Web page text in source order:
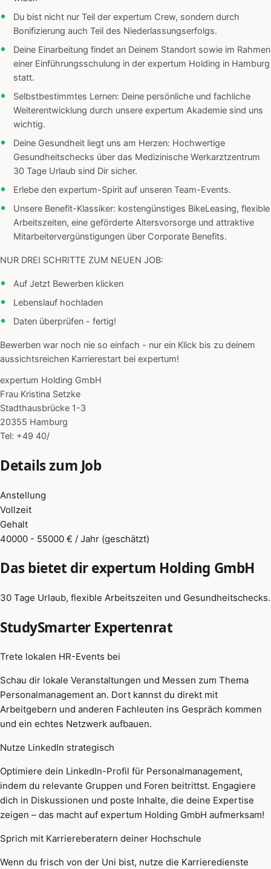
Du bist nicht nur Teil der expertum Crew, sondern durch
Bonifizierung auch Teil des Niederlassungserfolgs.
Deine Einarbeitung findet an Deinem Standort sowie im Rahmen
einer Einführungsschulung in der expertum Holding in Hamburg
statt.
Selbstbestimmtes Lernen: Deine persönliche und fachliche
Weiterentwicklung durch unsere expertum Akademie sind uns
wichtig.
Deine Gesundheit liegt uns am Herzen: Hochwertige
Gesundheitschecks über das Medizinische Werkarztzentrum
30 Tage Urlaub sind Dir sicher.
Erlebe den expertum-Spirit auf unseren Team-Events.
Unsere Benefit-Klassiker: kostengünstiges BikeLeasing, flexible
Arbeitszeiten, eine geförderte Altersvorsorge und attraktive
Mitarbeitervergünstigungen über Corporate Benefits.
NUR DREI SCHRITTE ZUM NEUEN JOB:
Auf Jetzt Bewerben klicken
Lebenslauf hochladen
Daten überprüfen - fertig!
Bewerben war noch nie so einfach - nur ein Klick bis zu deinem
aussichtsreichen Karrierestart bei expertum!
expertum Holding GmbH
Frau Kristina Setzke
Stadthausbrücke 1-3
20355 Hamburg
Tel: +49 40/
Details zum Job
Anstellung
Vollzeit
Gehalt
40000 - 55000 € / Jahr (geschätzt)
Das bietet dir expertum Holding GmbH
30 Tage Urlaub, flexible Arbeitszeiten und Gesundheitschecks.
StudySmarter Expertenrat
Trete lokalen HR-Events bei
Schau dir lokale Veranstaltungen und Messen zum Thema
Personalmanagement an. Dort kannst du direkt mit
Arbeitgebern und anderen Fachleuten ins Gespräch kommen
und ein echtes Netzwerk aufbauen.
Nutze LinkedIn strategisch
Optimiere dein LinkedIn-Profil für Personalmanagement,
indem du relevante Gruppen und Foren beitrittst. Engagiere
dich in Diskussionen und poste Inhalte, die deine Expertise
zeigen – das macht auf expertum Holding GmbH aufmerksam!
Sprich mit Karriereberatern deiner Hochschule
Wenn du frisch von der Uni bist, nutze die Karrieredienste